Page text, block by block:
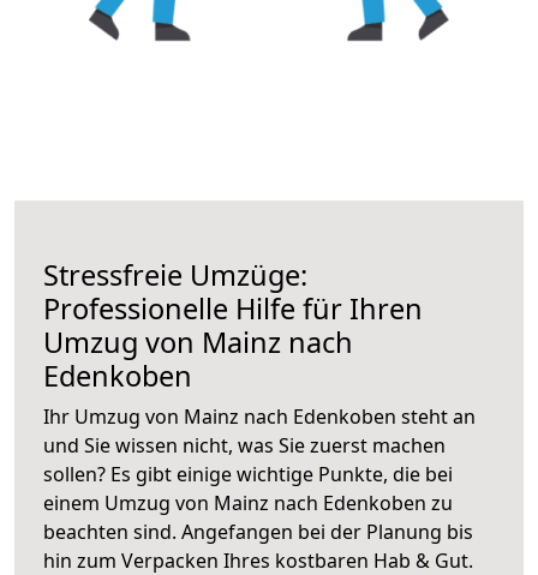
Stressfreie Umzüge:
Professionelle Hilfe für Ihren
Umzug von Mainz nach
Edenkoben
Ihr Umzug von Mainz nach Edenkoben steht an
und Sie wissen nicht, was Sie zuerst machen
sollen? Es gibt einige wichtige Punkte, die bei
einem Umzug von Mainz nach Edenkoben zu
beachten sind. Angefangen bei der Planung bis
hin zum Verpacken Ihres kostbaren Hab & Gut.